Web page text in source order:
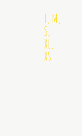
L, M,
S,
XL,
XS